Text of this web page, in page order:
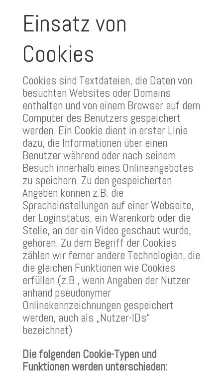
Einsatz von
Cookies
Cookies sind Textdateien, die Daten von
besuchten Websites oder Domains
enthalten und von einem Browser auf dem
Computer des Benutzers gespeichert
werden. Ein Cookie dient in erster Linie
dazu, die Informationen über einen
Benutzer während oder nach seinem
Besuch innerhalb eines Onlineangebotes
zu speichern. Zu den gespeicherten
Angaben können z.B. die
Spracheinstellungen auf einer Webseite,
der Loginstatus, ein Warenkorb oder die
Stelle, an der ein Video geschaut wurde,
gehören. Zu dem Begriff der Cookies
zählen wir ferner andere Technologien, die
die gleichen Funktionen wie Cookies
erfüllen (z.B., wenn Angaben der Nutzer
anhand pseudonymer
Onlinekennzeichnungen gespeichert
werden, auch als „Nutzer-IDs“
bezeichnet)
Die folgenden Cookie-Typen und
Funktionen werden unterschieden: